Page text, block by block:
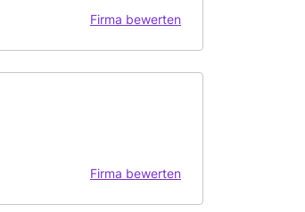
Firma bewerten
Firma bewerten